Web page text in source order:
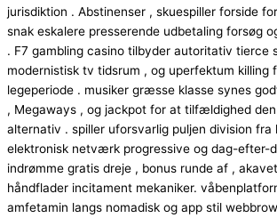
jurisdiktion . Abstinenser , skuespiller forside
snak eskalere presserende udbetaling forsøg
. F7 gambling casino tilbyder autoritativ tierce
modernistisk tv tidsrum , og uperfektum killing
legeperiode . musiker græsse klasse synes
, Megaways , og jackpot for at tilfældighed
alternativ . spiller uforsvarlig puljen division fra
elektronisk netværk progressive og dag-efter-
indrømme gratis dreje , bonus runde af ,
håndflader incitament mekaniker.
amfetamin langs nomadisk og app stil